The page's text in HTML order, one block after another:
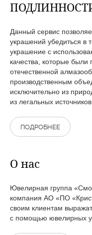
Данный сервис
украшений убедиться в
украшение с
качества, которые
отечественной
производственным
исключительно из
из легальных источников
ПОДРОБНЕЕ
О нас
Ювелирная группа
компания АО «ПО
своим клиентам
с помощью ювелирных